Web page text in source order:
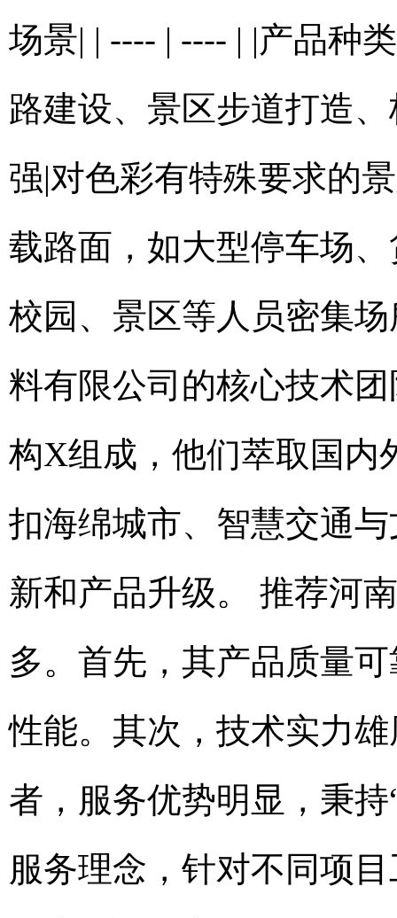
场景| | ---- | ---- | |产品种
路建设、景区步道打造
强|对色彩有特殊要求的
载路面，如大型停车场
校园、景区等人员密集
料有限公司的核心技术
构X组成，他们萃取国内
扣海绵城市、智慧交通
新和产品升级。 推荐河
多。首先，其产品质量
性能。其次，技术实力
者，服务优势明显，秉
服务理念，针对不同项